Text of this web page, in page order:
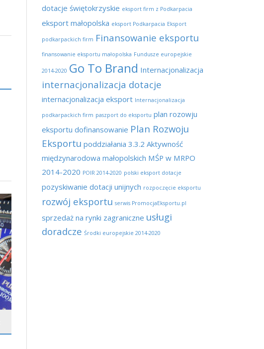
dotacje świętokrzyskie eksport firm z Podkarpacia
eksport małopolska eksport Podkarpacia Eksport
podkarpackich firm Finansowanie eksportu
finansowanie eksportu małopolska Fundusze europejskie
2014-2020 Go To Brand Internacjonalizacja
internacjonalizacja dotacje
internacjonalizacja eksport Internacjonalizacja
podkarpackich firm paszport do eksportu plan rozowju
eksportu dofinansowanie Plan Rozwoju
Eksportu poddziałania 3.3.2 Aktywność
międzynarodowa małopolskich MŚP w MRPO
2014-2020 POIR 2014-2020 polski eksport dotacje
pozyskiwanie dotacji unijnych rozpoczęcie eksportu
rozwój eksportu serwis PromocjaEksportu.pl
sprzedaż na rynki zagraniczne usługi
doradcze Środki europejskie 2014-2020